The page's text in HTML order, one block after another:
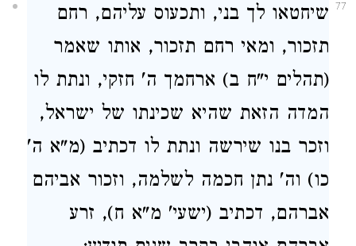
77
שיחטאו לך בני, ותכעוס עליהם, רחם
תזכור, ומאי רחם תזכור, אותו שאמר
(תהלים י"ח ב) ארחמך ה' חזקי, ונתת לו
המדה הזאת שהיא שכינתו של ישראל,
וזכר בנו שירשה ונתת לו דכתיב (מ"א ה'
כו) וה' נתן חכמה לשלמה, וזכור אביהם
אברהם, דכתיב (ישעי' מ"א ח), זרע